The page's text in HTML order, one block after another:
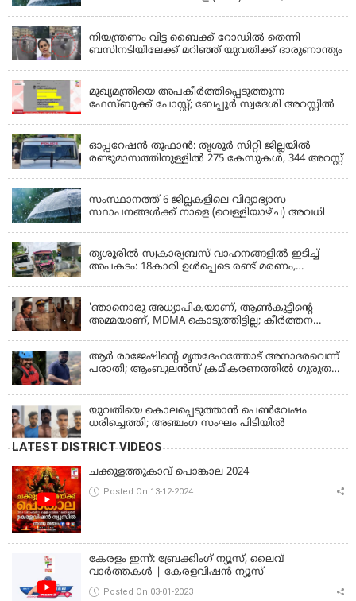
നിയന്ത്രണം വിട്ട ബൈക്ക് റോഡിൽ തെന്നി
ബസിനടിയിലേക്ക് മറിഞ്ഞ് യുവതിക്ക് ദാരുണാന്ത്യം
മുഖ്യമന്ത്രിയെ അപകീർത്തിപ്പെടുത്തുന്ന
ഫേസ്‌ബുക്ക് പോസ്റ്റ്; ബേപ്പൂർ സ്വദേശി അറസ്റ്റിൽ
ഓപ്പറേഷൻ തൂഫാൻ: തൃശൂർ സിറ്റി ജില്ലയിൽ
രണ്ടുമാസത്തിനുള്ളിൽ 275 കേസുകൾ, 344 അറസ്റ്റ്
സംസ്ഥാനത്ത് 6 ജില്ലകളിലെ വിദ്യാഭ്യാസ
സ്ഥാപനങ്ങൾക്ക് നാളെ (വെള്ളിയാഴ്ച) അവധി
തൃശൂരിൽ സ്വകാര്യബസ് വാഹനങ്ങളില്‍ ഇടിച്ച്
അപകടം: 18കാരി ഉൾപ്പെടെ രണ്ട് മരണം,
'ഞാനൊരു അധ്യാപികയാണ്, ആണ്‍കുട്ടീന്റെ
അമ്മയാണ്‌, MDMA കൊടുത്തിട്ടില്ല; കീർത്തന
ആര്‍ രാജേഷിന്റെ മൃതദേഹത്തോട് അനാദരവെന്ന്
പരാതി; ആംബുലന്‍സ് ക്രമീകരണത്തില്‍ ഗുരുതര
ഫ്രീസര്‍ സംവിധാനം ഇല്ലാതെയെന്നും ആരോപണം
യുവതിയെ കൊലപ്പെടുത്താൻ പെൺവേഷം
ധരിച്ചെത്തി; അഞ്ചംഗ സംഘം പിടിയിൽ
LATEST DISTRICT VIDEOS
ചക്കുളത്തുകാവ് പൊങ്കാല 2024
Posted On 13-12-2024
കേരളം ഇന്ന്: ബ്രേക്കിംഗ് ന്യൂസ്, ലൈവ്
വാർത്തകൾ | കേരളവിഷൻ ന്യൂസ്
Posted On 03-01-2023